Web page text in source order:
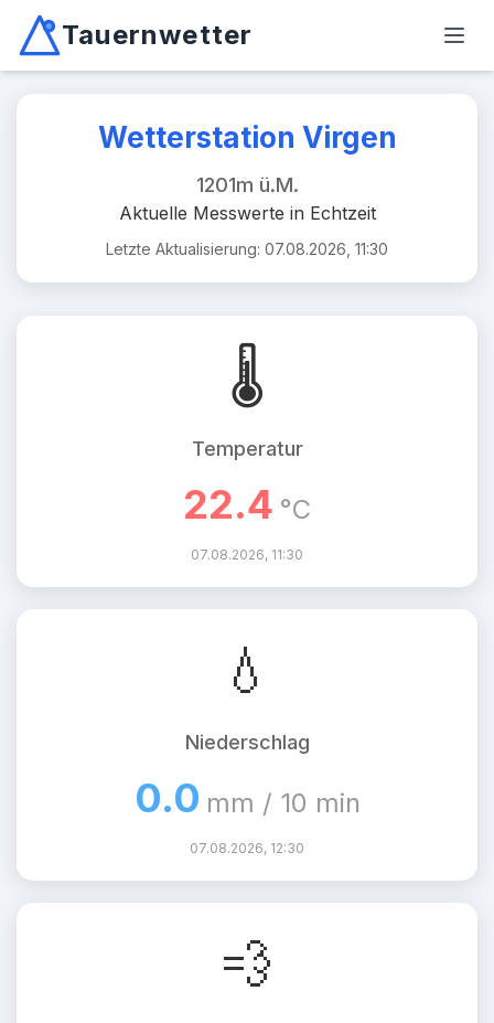
Tauernwetter
Unabhängiger Wetterdienst für Kärnten, Osttirol &
Wetterstation Virgen
1201m ü.M.
Aktuelle Messwerte in Echtzeit
Letzte Aktualisierung: 07.08.2026, 11:30
🌡️
Temperatur
22.4 °C
07.08.2026, 11:30
💧
Niederschlag
0.0 mm / 10 min
07.08.2026, 12:30
💨